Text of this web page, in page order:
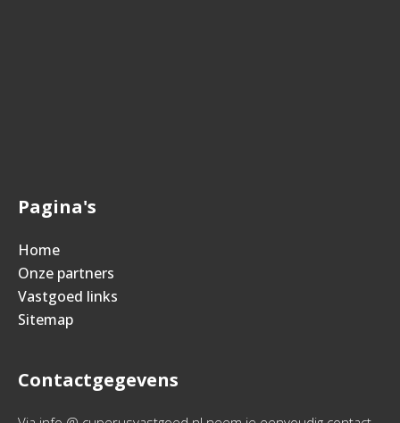
Pagina's
Home
Onze partners
Vastgoed links
Sitemap
Contactgegevens